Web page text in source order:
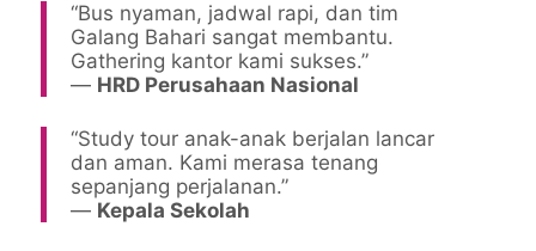
“Bus nyaman, jadwal rapi, dan tim
Galang Bahari sangat membantu.
Gathering kantor kami sukses.”
— HRD Perusahaan Nasional
“Study tour anak-anak berjalan lancar
dan aman. Kami merasa tenang
sepanjang perjalanan.”
— Kepala Sekolah